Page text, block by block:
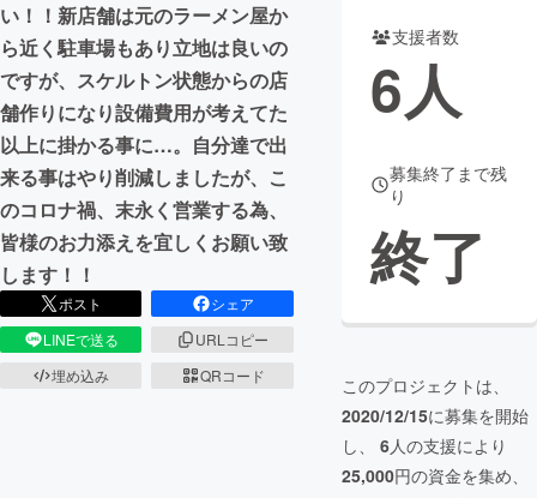
CAMPFIRE for Social Good
CAMPFIRE Creation
CAMPFIREふるさと納税machi-ya コミュニティ
い！！新店舗は元のラーメン屋か
ら近く駐車場もあり立地は良いの
ですが、スケルトン状態からの店
舗作りになり設備費用が考えてた
以上に掛かる事に…。自分達で出
来る事はやり削減しましたが、こ
のコロナ禍、末永く営業する為、
皆様のお力添えを宜しくお願い致
します！！
ポスト
シェア
LINEで送る
URLコピー
埋め込み
QRコード
支援者数
6人
募集終了まで残
り
終了
このプロジェクトは、
2020/12/15に募集を開始
し、 6人の支援により
25,000円の資金を集め、